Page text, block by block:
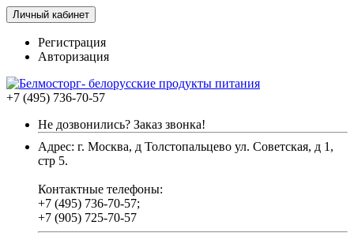
Личный кабинет
Регистрация
Авторизация
+7 (495) 736-70-57
Не дозвонились? Заказ звонка!
Адрес: г. Москва, д Толстопальцево ул. Советская, д 1,
стр 5.
Контактные телефоны:
+7 (495) 736-70-57;
+7 (905) 725-70-57